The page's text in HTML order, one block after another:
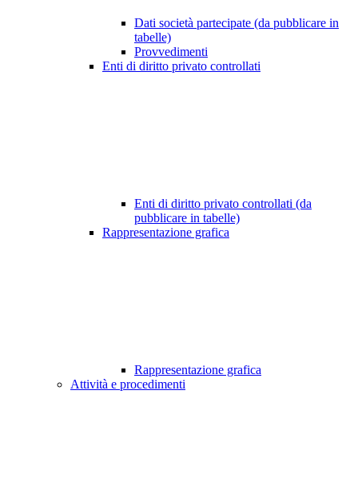
Dati società partecipate (da pubblicare in
tabelle)
Provvedimenti
Enti di diritto privato controllati
Enti di diritto privato controllati (da
pubblicare in tabelle)
Rappresentazione grafica
Rappresentazione grafica
Attività e procedimenti